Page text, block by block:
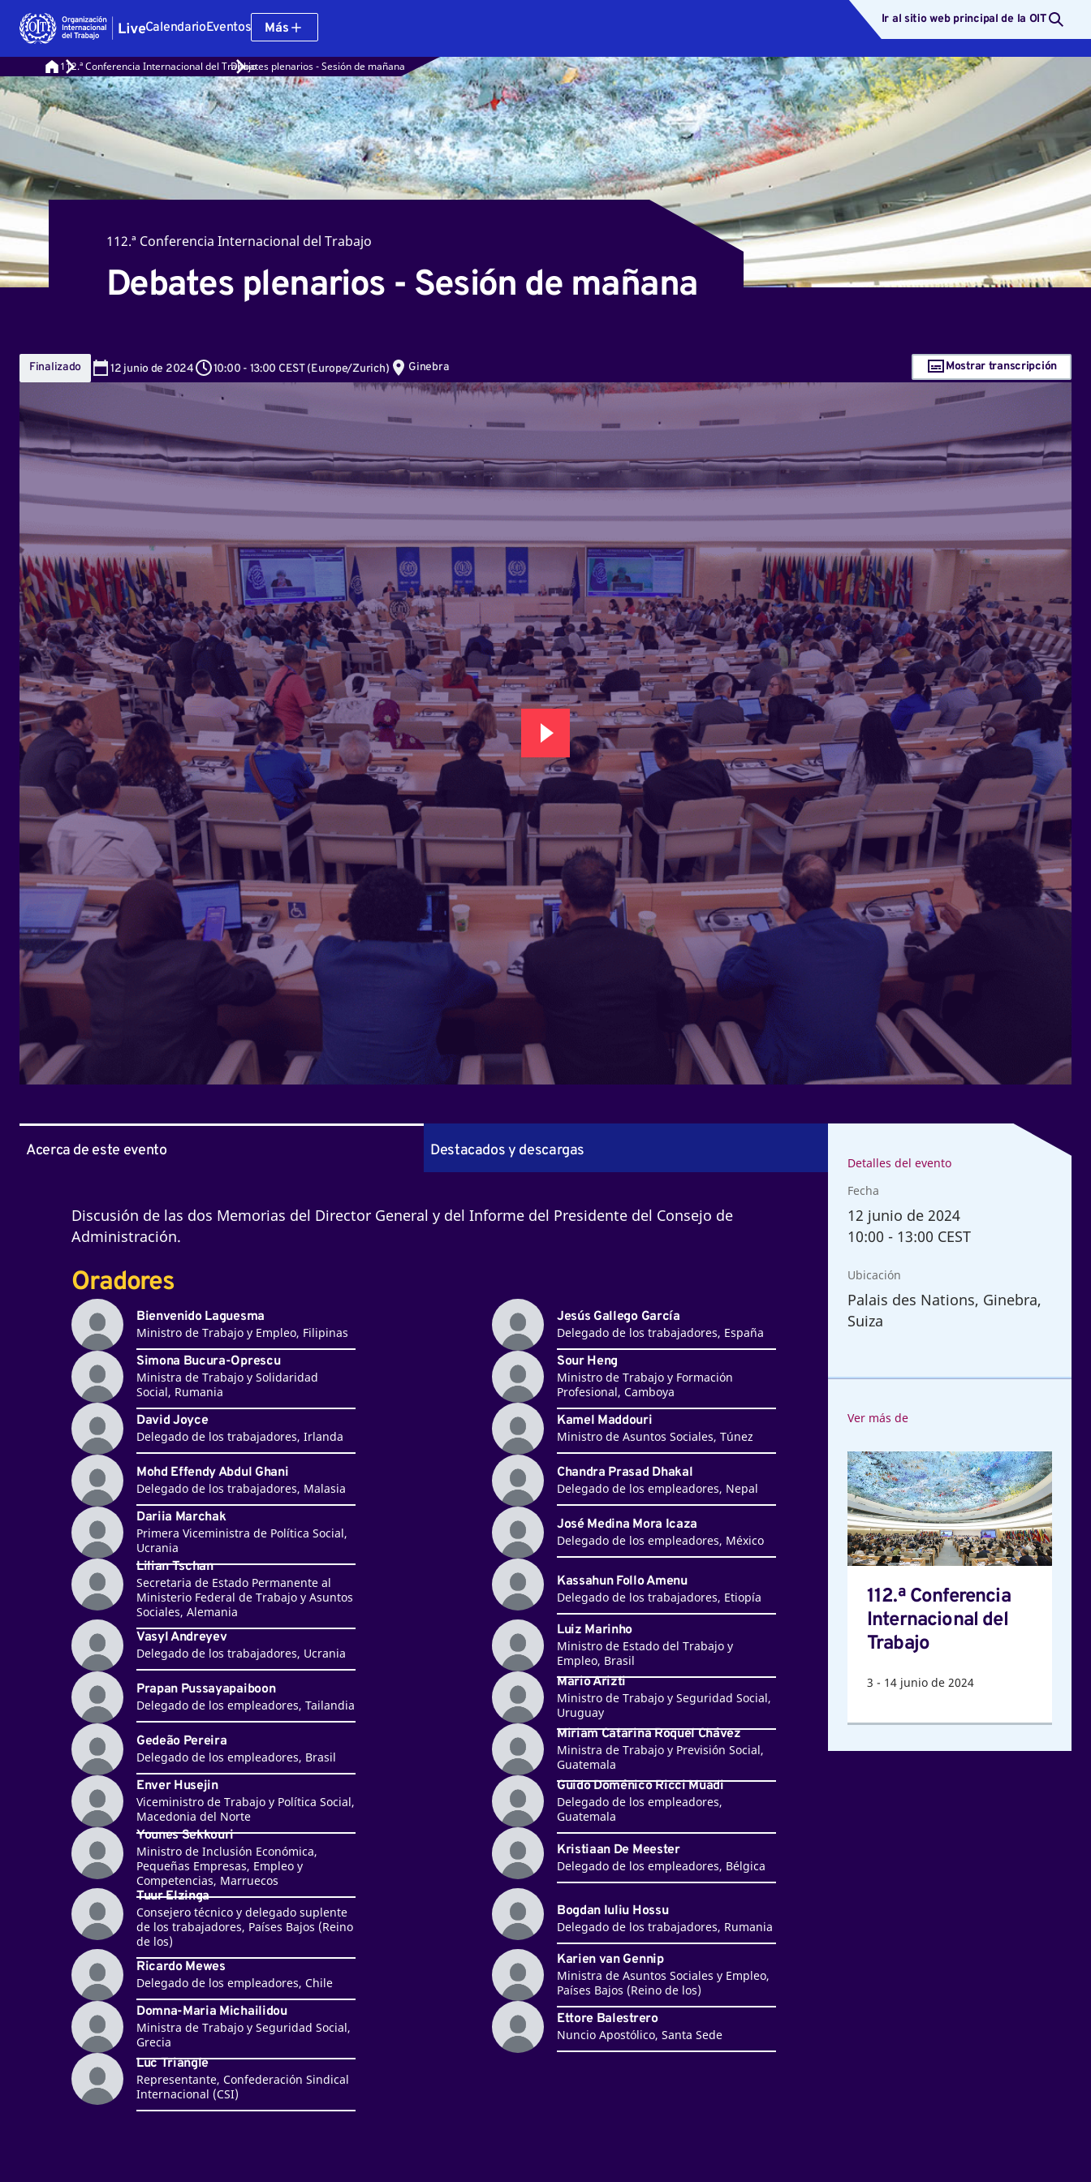
CalendarioEventos Más
Ir al sitio web principal de la OIT
112.ª Conferencia Internacional del TrabajoDebates plenarios - Sesión de mañana
112.ª Conferencia Internacional del Trabajo
Debates plenarios - Sesión de mañana
Finalizado 12 junio de 2024 10:00 - 13:00 CEST(Europe/Zurich) Ginebra Mostrar transcripción
Acerca de este evento Destacados y descargas
Discusión de las dos Memorias del Director General y del Informe del Presidente del Consejo de
Administración.
Oradores
Bienvenido Laguesma
Ministro de Trabajo y Empleo, Filipinas
Jesús Gallego García
Delegado de los trabajadores, España
Simona Bucura-Oprescu
Ministra de Trabajo y Solidaridad
Social, Rumania
Sour Heng
Ministro de Trabajo y Formación
Profesional, Camboya
David Joyce
Delegado de los trabajadores, Irlanda
Kamel Maddouri
Ministro de Asuntos Sociales, Túnez
Mohd Effendy Abdul Ghani
Delegado de los trabajadores, Malasia
Chandra Prasad Dhakal
Delegado de los empleadores, Nepal
Dariia Marchak
Primera Viceministra de Política Social,
Ucrania
José Medina Mora Icaza
Delegado de los empleadores, México
Lilian Tschan
Secretaria de Estado Permanente al
Ministerio Federal de Trabajo y Asuntos
Sociales, Alemania
Kassahun Follo Amenu
Delegado de los trabajadores, Etiopía
Vasyl Andreyev
Delegado de los trabajadores, Ucrania
Luiz Marinho
Ministro de Estado del Trabajo y
Empleo, Brasil
Prapan Pussayapaiboon
Delegado de los empleadores, Tailandia
Mario Arizti
Ministro de Trabajo y Seguridad Social,
Uruguay
Gedeão Pereira
Delegado de los empleadores, Brasil
Miriam Catarina Roquel Chávez
Ministra de Trabajo y Previsión Social,
Guatemala
Enver Husejin
Viceministro de Trabajo y Política Social,
Macedonia del Norte
Guido Doménico Ricci Muadi
Delegado de los empleadores,
Guatemala
Younes Sekkouri
Ministro de Inclusión Económica,
Pequeñas Empresas, Empleo y
Competencias, Marruecos
Kristiaan De Meester
Delegado de los empleadores, Bélgica
Tuur Elzinga
Consejero técnico y delegado suplente
de los trabajadores, Países Bajos (Reino
de los)
Bogdan Iuliu Hossu
Delegado de los trabajadores, Rumania
Ricardo Mewes
Delegado de los empleadores, Chile
Karien van Gennip
Ministra de Asuntos Sociales y Empleo,
Países Bajos (Reino de los)
Domna-Maria Michailidou
Ministra de Trabajo y Seguridad Social,
Grecia
Ettore Balestrero
Nuncio Apostólico, Santa Sede
Luc Triangle
Representante, Confederación Sindical
Internacional (CSI)
Detalles del evento
Fecha
12 junio de 2024
10:00 - 13:00 CEST
Ubicación
Palais des Nations, Ginebra,
Suiza
Ver más de
112.ª
Conferencia
Internacional
del
Trabajo
112.ª Conferencia
Internacional del
Trabajo
3 - 14 junio de 2024